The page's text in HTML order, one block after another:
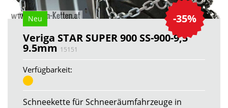
-35%
Neu
Veriga STAR SUPER 900 SS-900-9,5
9.5mm 15151
Verfügbarkeit:
Schneekette für Schneeräumfahrzeuge in